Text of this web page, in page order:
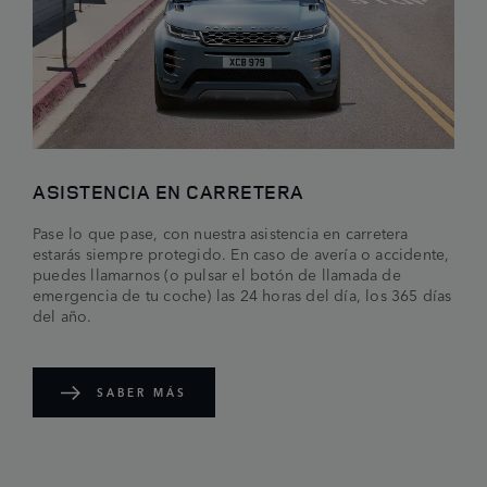
ENVIAR
ASISTENCIA EN CARRETERA
Pase lo que pase, con nuestra asistencia en carretera
estarás siempre protegido. En caso de avería o accidente,
puedes llamarnos (o pulsar el botón de llamada de
emergencia de tu coche) las 24 horas del día, los 365 días
del año.
SABER MÁS